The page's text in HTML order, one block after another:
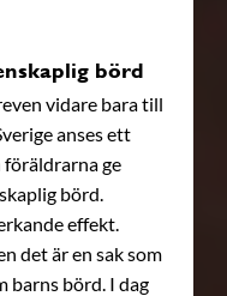
börd
vidare bara till
anses ett
ge
börd.
effekt.
det är en sak som
barns börd. I dag